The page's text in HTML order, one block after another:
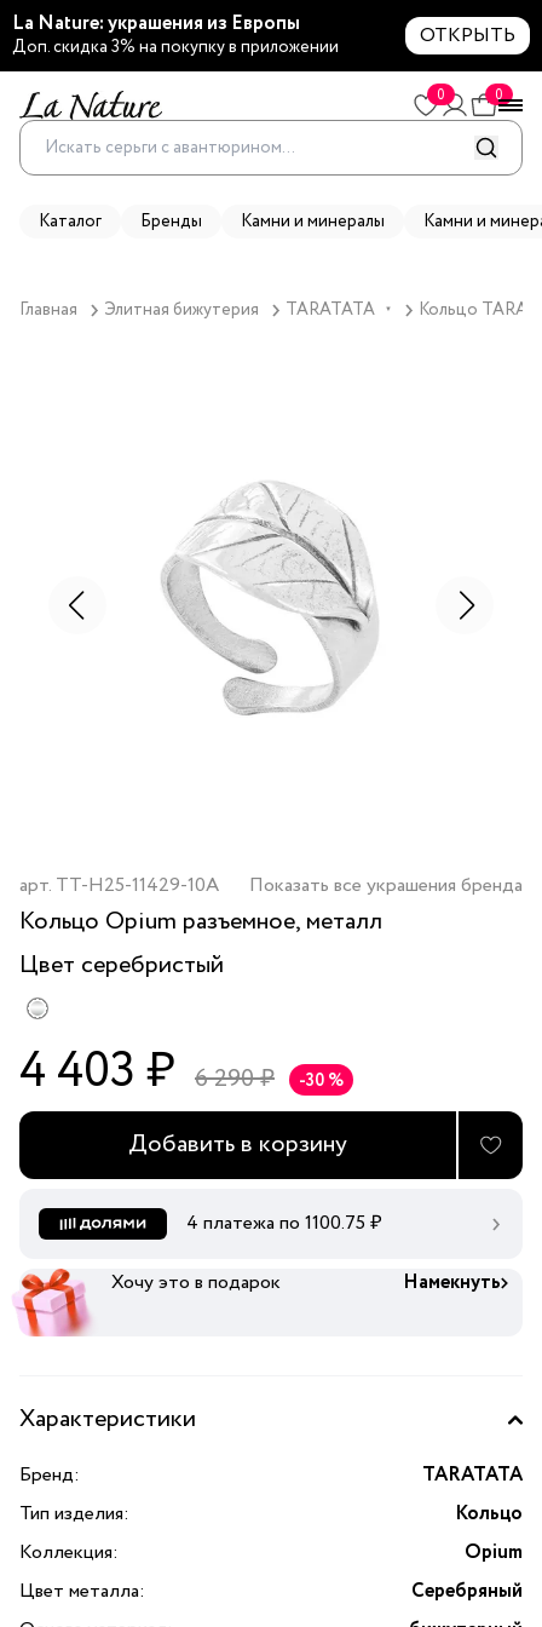
La Nature: украшения из Европы
Доп. скидка 3% на покупку в приложении ОТКРЫТЬ
0 0
Каталог Бренды Камни и минералы Камни и
Главная Элитная бижутерия TARATATA ▼ Кольцо
арт. TT-H25-11429-10A Показать все украшения бренда
Кольцо Opium разъемное, металл
Цвет серебристый
4 403 ₽ 6 290 ₽ -30 %
Добавить в корзину
4 платежа по 1100.75 ₽
Хочу это в подарок Намекнуть
Характеристики
Бренд:
TARATATA
Тип изделия:
Кольцо
Коллекция:
Opium
Цвет металла:
Серебряный